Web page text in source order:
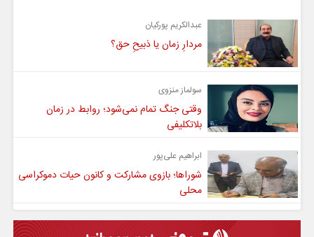
عبدالکریم پورکیان
مردارِ زمان یا ذبیحِ حق؟
سولماز منزوی
وقتی جنگ تمام نمی‌شود؛ روابط در زمان
بلاتکلیفی
ابراهیم علی‌پور
شوراها؛ بازوی مشارکت و کانون حیات دموکراسی
محلی